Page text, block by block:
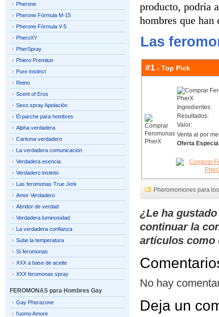
producto, podría
hombres que
Las
#1 - Top Pick
Ingredientes:
Resultados:
Valor:
Venta al por
Oferta
Pheromomones para
¿Le ha
continuar la
artículos como
No hay
Deja un
Pherone
Pherone Fórmula M-15
Pherone Fórmula V-5
PheroXY
PherSpray
Phiero Premiiun
Pure Instinct
Reino
Scent of Eros
Sexo spray Apelación
El parche para hombres
Alpha verdadera
Carisma verdadero
La verdadera comunicación
Verdadera esencia
Verdadero instinto
Las feromonas True Jerk
Amor Verdadero
Abridor de verdad
Verdadera luminosidad
La verdadera confianza
Sube la temperatura
Sí feromonas
XXX a base de aceite
XXX feromonas spray
FEROMONAS para Hombres Gay
Gay Pherazone
l'uomo Amore